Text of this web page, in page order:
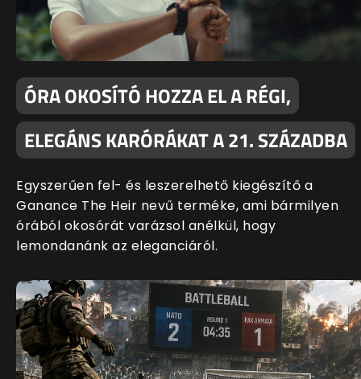
ÓRA OKOSÍTÓ HOZZA EL A RÉGI,
ELEGÁNS KARÓRÁKAT A 21. SZÁZADBA
Egyszerűen fel- és leszerelhető kiegészítő a
Ganance The Heir nevű terméke, ami bármilyen
órából okosórát varázsol anélkül, hogy
lemondanánk az eleganciáról.